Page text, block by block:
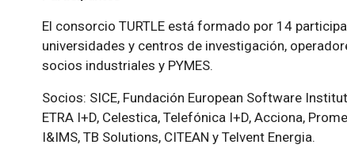
El consorcio TURTLE está formado por 14
universidades y centros de investigación,
socios industriales y PYMES.
Socios: SICE, Fundación European Software
ETRA I+D, Celestica, Telefónica I+D, Acciona,
I&IMS, TB Solutions, CITEAN y Telvent Energia.